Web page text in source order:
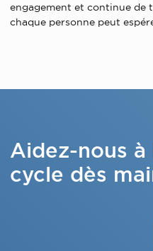
engagement et continue de
chaque personne peut
Aidez-nous
cycle dès